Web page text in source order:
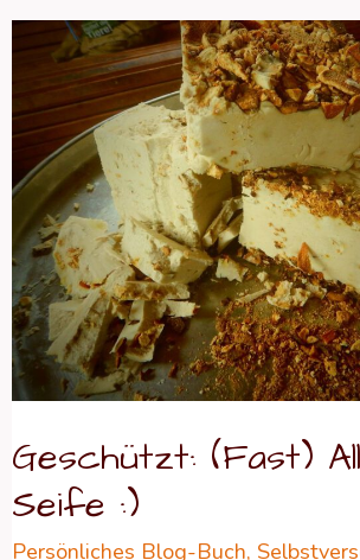
Geschützt: (Fast)
Seife :)
Persönliches Blog-Buch,
Geschützt:
(Fast)
Alles
über
Seife